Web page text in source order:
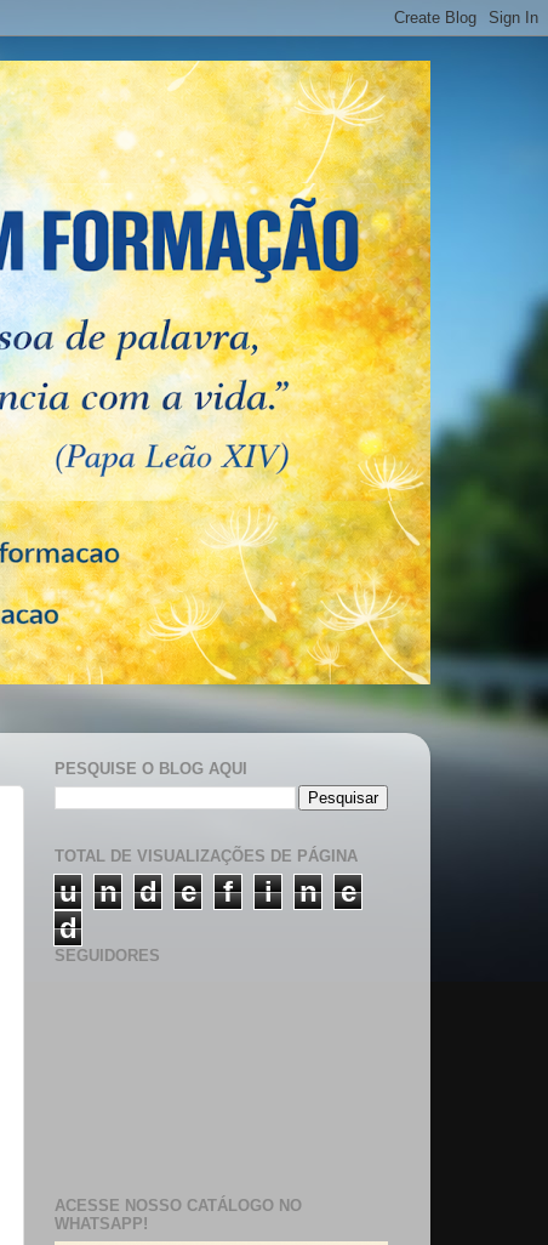
PESQUISE O BLOG AQUI
TOTAL DE VISUALIZAÇÕES DE PÁGINA
u n d e f i n
e
d
SEGUIDORES
ACESSE NOSSO CATÁLOGO NO
WHATSAPP!